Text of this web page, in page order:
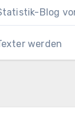
Blog
werden